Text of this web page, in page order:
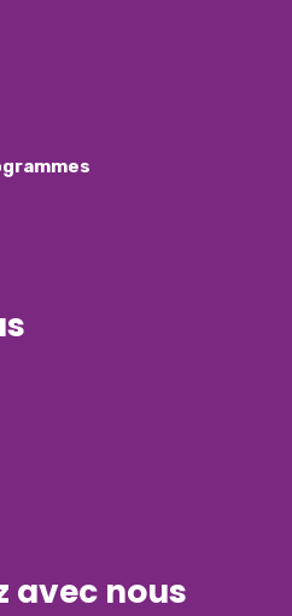
avec nous